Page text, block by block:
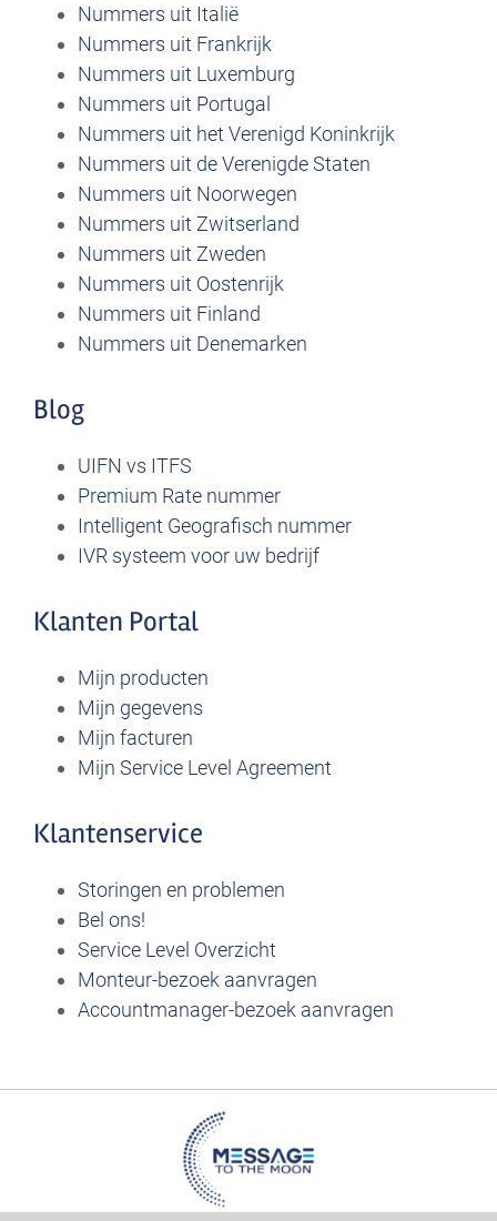
Nummers uit Italië
Nummers uit Frankrijk
Nummers uit Luxemburg
Nummers uit Portugal
Nummers uit het Verenigd Koninkrijk
Nummers uit de Verenigde Staten
Nummers uit Noorwegen
Nummers uit Zwitserland
Nummers uit Zweden
Nummers uit Oostenrijk
Nummers uit Finland
Nummers uit Denemarken
Blog
UIFN vs ITFS
Premium Rate nummer
Intelligent Geografisch nummer
IVR systeem voor uw bedrijf
Klanten Portal
Mijn producten
Mijn gegevens
Mijn facturen
Mijn Service Level Agreement
Klantenservice
Storingen en problemen
Bel ons!
Service Level Overzicht
Monteur-bezoek aanvragen
Accountmanager-bezoek aanvragen